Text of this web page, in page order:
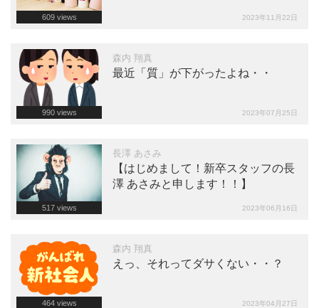
609views 2023年11月22日
990views
森内 翔真
最近「質」が下がったよね・・
2023年07月25日
517views
長澤 あさみ
【はじめまして！新卒スタッフの長
澤 あさみと申します！！】
2023年06月16日
464views
森内 翔真
えっ、それってダサくない・・？
2023年04月27日